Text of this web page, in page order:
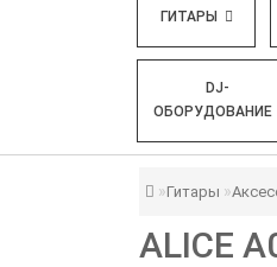
ГИТАРЫ
DJ-
ОБОРУДОВАНИЕ
Гитары
ALICE